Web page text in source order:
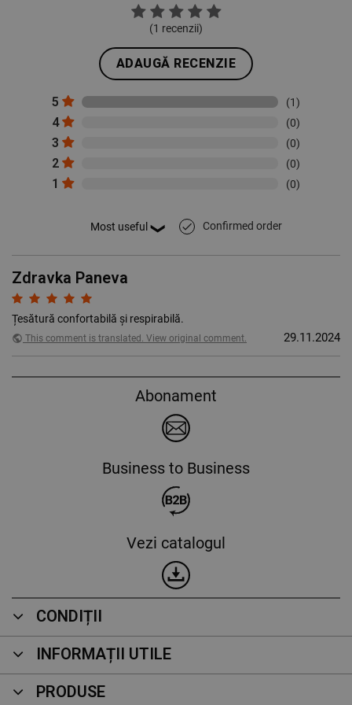
(1 recenzii)
ADAUGĂ RECENZIE
5 (1)
4 (0)
3 (0)
2 (0)
1 (0)
done Confirmed order
Zdravka Paneva
Țesătură confortabilă și respirabilă.
public This comment is translated. View original comment. 29.11.2024
Abonament
Business to Business
Vezi catalogul
CONDIȚII
INFORMAȚII UTILE
PRODUSE